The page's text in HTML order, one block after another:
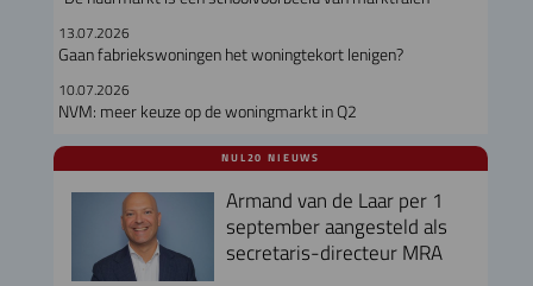
13.07.2026
Gaan fabriekswoningen het woningtekort lenigen?
10.07.2026
NVM: meer keuze op de woningmarkt in Q2
NUL20 NIEUWS
Armand van de Laar per 1
september aangesteld als
secretaris-directeur MRA